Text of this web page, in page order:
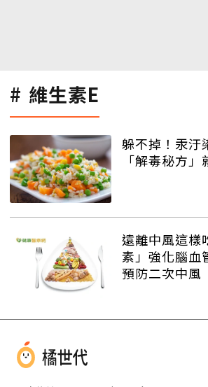
維生素E
躲不掉！汞汙
「解毒秘方
遠離中風這樣
素」強化腦血
預防二次中風